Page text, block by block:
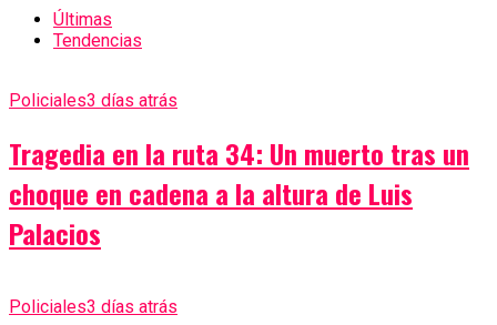
Últimas
Tendencias
Policiales3 días atrás
Tragedia en la ruta 34: Un muerto tras un
choque en cadena a la altura de Luis
Palacios
Policiales3 días atrás